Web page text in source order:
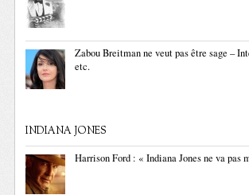
Zabou Breitman ne veut pas être sage –
etc.
INDIANA JONES
Harrison Ford : « Indiana Jones ne va pas